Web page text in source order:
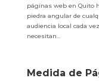
páginas web en Quito
piedra angular de
audiencia local cada
necesitan...
Medida de